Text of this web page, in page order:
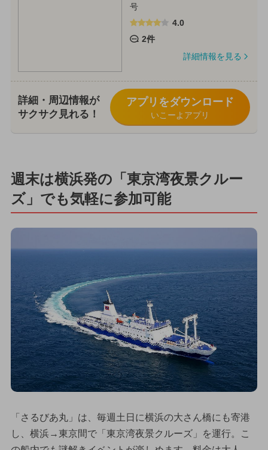
号
4.0
2件
詳細情報を見る
詳細・周辺情報が
サクサク見れる！
アプリをダウンロード
いこーよアプリ
週末は横浜発の「東京湾夜景クルー
ズ」でも気軽に参加可能
「さるびあ丸」は、毎週土日に横浜の大さん橋にも寄港
し、横浜→東京間で「東京湾夜景クルーズ」を運行。こ